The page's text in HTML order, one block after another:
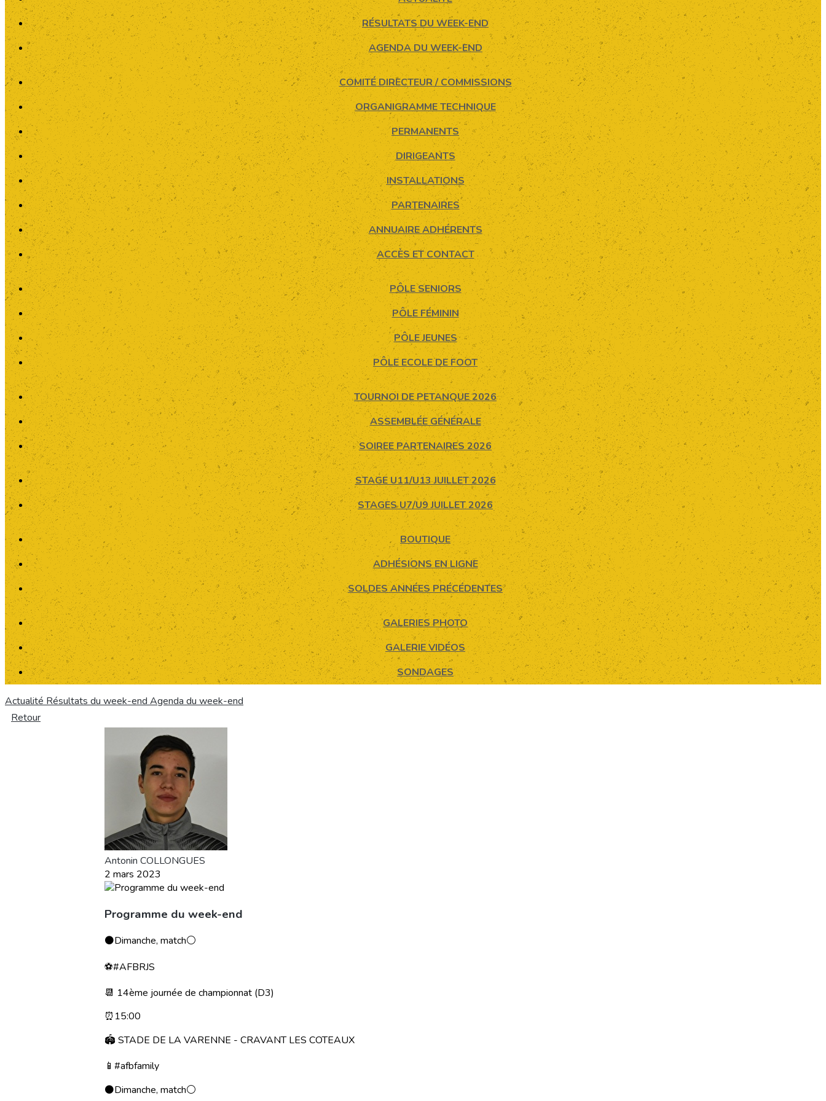
RÉSULTATS DU WEEK-END
AGENDA DU WEEK-END
COMITÉ DIRECTEUR / COMMISSIONS
ORGANIGRAMME TECHNIQUE
PERMANENTS
DIRIGEANTS
INSTALLATIONS
PARTENAIRES
ANNUAIRE ADHÉRENTS
ACCÈS ET CONTACT
PÔLE SENIORS
PÔLE FÉMININ
PÔLE JEUNES
PÔLE ECOLE DE FOOT
TOURNOI DE PETANQUE 2026
ASSEMBLÉE GÉNÉRALE
SOIREE PARTENAIRES 2026
STAGE U11/U13 JUILLET 2026
STAGES U7/U9 JUILLET 2026
BOUTIQUE
ADHÉSIONS EN LIGNE
SOLDES ANNÉES PRÉCÉDENTES
GALERIES PHOTO
GALERIE VIDÉOS
SONDAGES
Actualité Résultats du week-end Agenda du week-end
Retour
Antonin COLLONGUES
2 mars 2023
Programme du week-end
⚫️Dimanche, match⚪️
⚽️#AFBRJS
📆 14ème journée de championnat (D3)
⏰15:00
🏟 STADE DE LA VARENNE - CRAVANT LES COTEAUX
📱#afbfamily
⚫️Dimanche, match⚪️